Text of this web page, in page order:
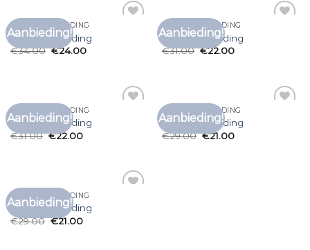
Aanbieding!
T SHIRT AANBIEDING
t shirt aanbieding
€34.00 €24.00
Aanbieding!
T SHIRT AANBIEDING
t shirt aanbieding
€31.00 €22.00
Aanbieding!
T SHIRT AANBIEDING
t shirt aanbieding
€31.00 €22.00
Aanbieding!
T SHIRT AANBIEDING
t shirt aanbieding
€29.00 €21.00
Aanbieding!
T SHIRT AANBIEDING
t shirt aanbieding
€29.00 €21.00